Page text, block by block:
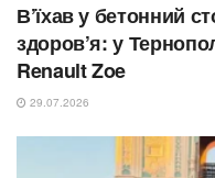
В’їхав у бетонний
здоров’я: у
Renault Zoe
29.07.2026